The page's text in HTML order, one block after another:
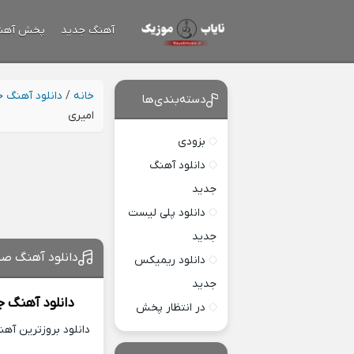
آهنگ جدید پخش
خانه / دانلود آهنگ
امیری
دانلود آهنگ
دانلود آهنگ
دانلود بروزترین
دسته‌بندی‌ها
بزودی
دانلود آهنگ
جدید
دانلود پلی لیست
جدید
دانلود ریمیکس
جدید
در انتظار پخش